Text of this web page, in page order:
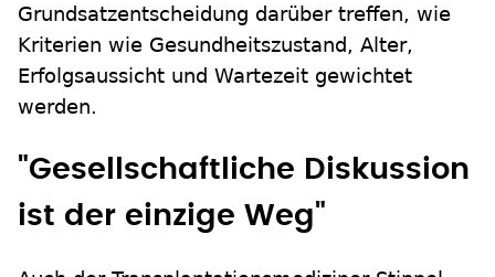
Grundsatzentscheidung darüber treffen, wie
Kriterien wie Gesundheitszustand, Alter,
Erfolgsaussicht und Wartezeit gewichtet
werden.
"Gesellschaftliche Diskussion
ist der einzige Weg"